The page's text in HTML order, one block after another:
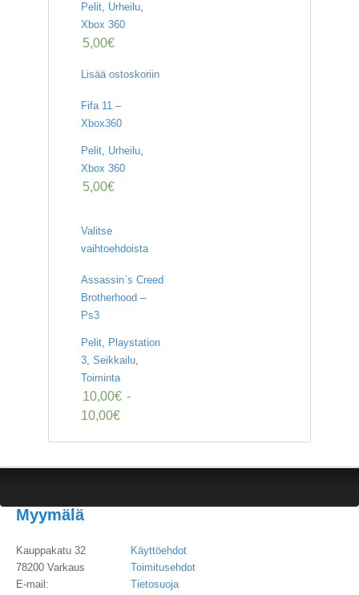
Pelit, Urheilu,
Xbox 360
5,00€
Lisää ostoskoriin
Fifa 11 –
Xbox360
Pelit, Urheilu,
Xbox 360
5,00€
Valitse
vaihtoehdoista
Assassin`s Creed
Brotherhood –
Ps3
Pelit, Playstation
3, Seikkailu,
Toiminta
10,00€ -
10,00€
Myymälä
Kauppakatu 32
78200 Varkaus
E-mail:
Käyttöehdot
Toimitusehdot
Tietosuoja